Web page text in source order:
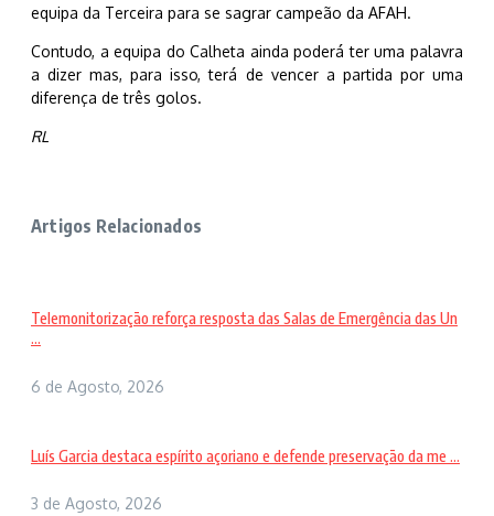
equipa da Terceira para se sagrar campeão da AFAH.
Contudo, a equipa do Calheta ainda poderá ter uma palavra
a dizer mas, para isso, terá de vencer a partida por uma
diferença de três golos.
RL
Artigos Relacionados
Telemonitorização reforça resposta das Salas de Emergência das Un
...
6 de Agosto, 2026
Luís Garcia destaca espírito açoriano e defende preservação da me ...
3 de Agosto, 2026